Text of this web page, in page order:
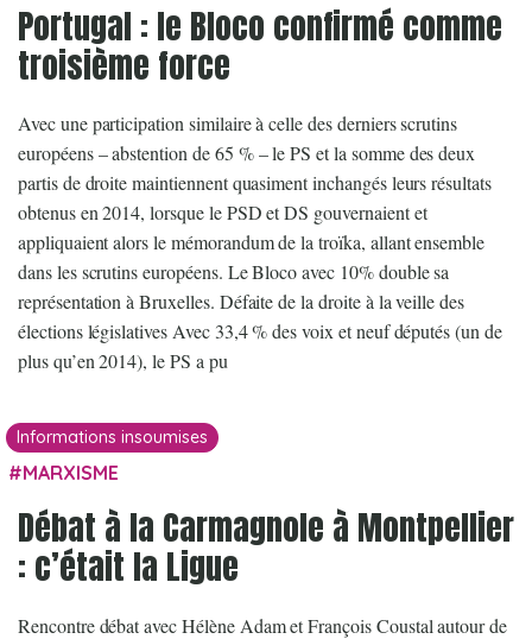
Portugal : le Bloco confirmé comme
troisième force
Avec une participation similaire à celle des derniers scrutins
européens – abstention de 65 % – le PS et la somme des deux
partis de droite maintiennent quasiment inchangés leurs résultats
obtenus en 2014, lorsque le PSD et DS gouvernaient et
appliquaient alors le mémorandum de la troïka, allant ensemble
dans les scrutins européens. Le Bloco avec 10% double sa
représentation à Bruxelles. Défaite de la droite à la veille des
élections législatives Avec 33,4 % des voix et neuf députés (un de
plus qu’en 2014), le PS a pu
Informations insoumises
MARXISME
Débat à la Carmagnole à Montpellier
: c’était la Ligue
Rencontre débat avec Hélène Adam et François Coustal autour de